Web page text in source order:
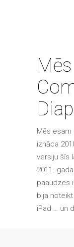
Mēs esam
iznāca
versiju šīs
2011.-
paaudzes
bija
iPad … un